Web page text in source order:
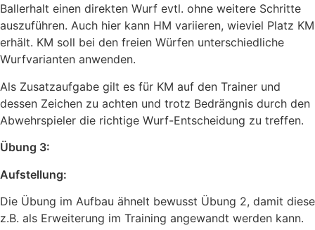
Ballerhalt einen direkten Wurf evtl. ohne weitere Schritte
auszuführen. Auch hier kann HM variieren, wieviel Platz KM
erhält. KM soll bei den freien Würfen unterschiedliche
Wurfvarianten anwenden.
Als Zusatzaufgabe gilt es für KM auf den Trainer und
dessen Zeichen zu achten und trotz Bedrängnis durch den
Abwehrspieler die richtige Wurf-Entscheidung zu treffen.
Übung 3:
Aufstellung:
Die Übung im Aufbau ähnelt bewusst Übung 2, damit diese
z.B. als Erweiterung im Training angewandt werden kann.